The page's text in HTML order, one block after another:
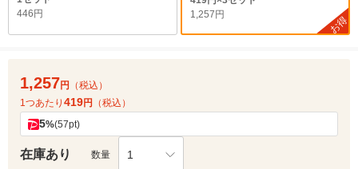
446円
1,257円
お得
1,257円
（税込）
1つあたり 419円 （税込）
5%(57pt)
在庫あり 数量 1